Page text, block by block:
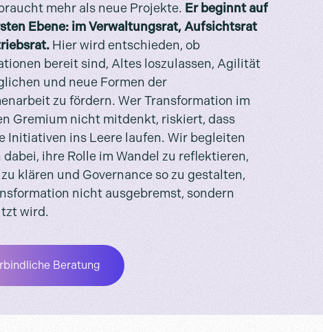
mehr als neue Projekte. Er beginnt auf
Ebene: im Verwaltungsrat, Aufsichtsrat
Hier wird entschieden, ob
bereit sind, Altes loszulassen, Agilität
und neue Formen der
zu fördern. Wer Transformation im
Gremium nicht mitdenkt, riskiert, dass
Initiativen ins Leere laufen. Wir begleiten
dabei, ihre Rolle im Wandel zu reflektieren,
klären und Governance so zu gestalten,
nicht ausgebremst, sondern
wird.
Beratung